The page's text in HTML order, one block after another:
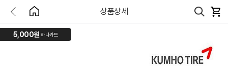
상품상세
5,000원 하나카드